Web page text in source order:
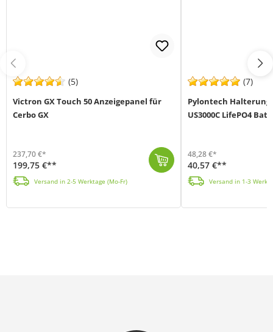
(5)
Victron GX Touch 50 Anzeigepanel für
Cerbo GX
237,70 €*
199,75 €**
Versand in 2-5 Werktage (Mo-Fr)
(7)
Pylontech
US3000C LifePO4
48,28 €*
40,57 €**
Versand in 1-3